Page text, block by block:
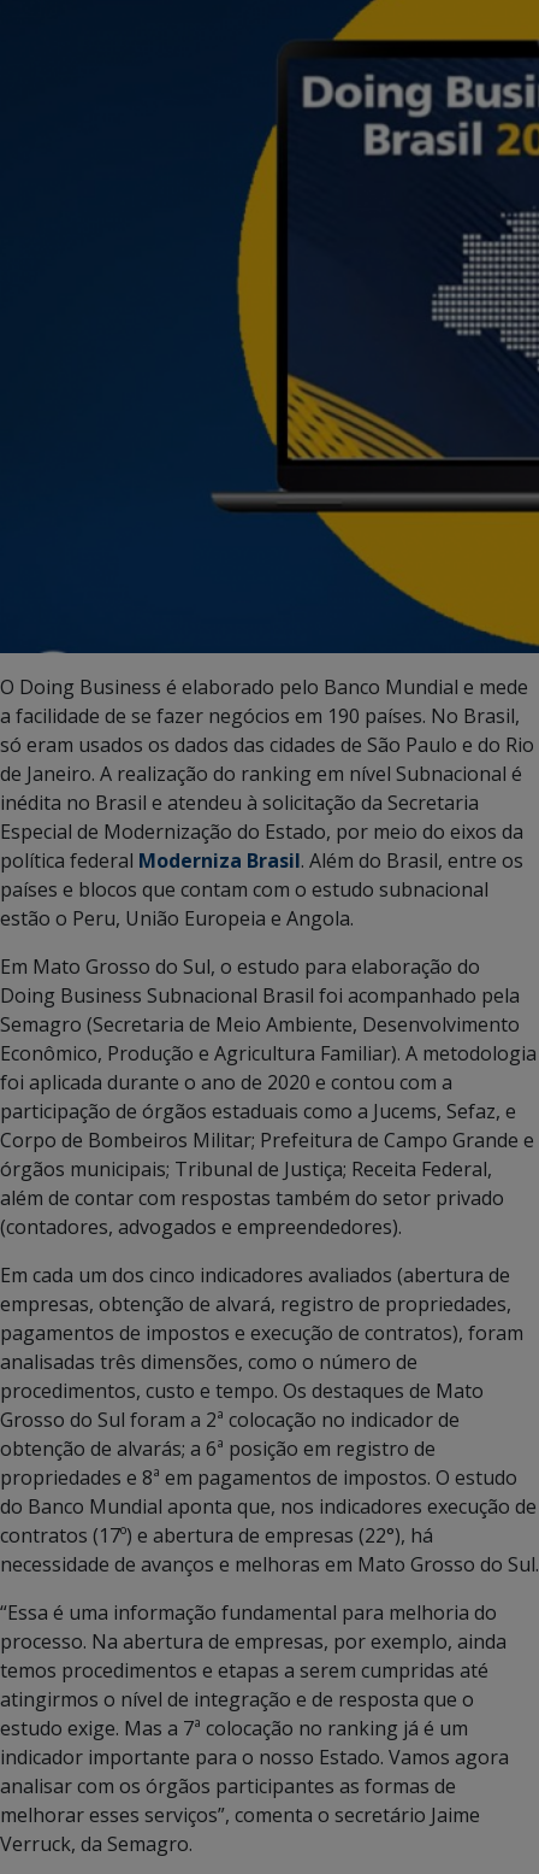
O Doing Business é elaborado pelo Banco Mundial e mede
a facilidade de se fazer negócios em 190 países. No Brasil,
só eram usados os dados das cidades de São Paulo e do Rio
de Janeiro. A realização do ranking em nível Subnacional é
inédita no Brasil e atendeu à solicitação da Secretaria
Especial de Modernização do Estado, por meio do eixos da
política federal Moderniza Brasil. Além do Brasil, entre os
países e blocos que contam com o estudo subnacional
estão o Peru, União Europeia e Angola.
Em Mato Grosso do Sul, o estudo para elaboração do
Doing Business Subnacional Brasil foi acompanhado pela
Semagro (Secretaria de Meio Ambiente, Desenvolvimento
Econômico, Produção e Agricultura Familiar). A metodologia
foi aplicada durante o ano de 2020 e contou com a
participação de órgãos estaduais como a Jucems, Sefaz, e
Corpo de Bombeiros Militar; Prefeitura de Campo Grande e
órgãos municipais; Tribunal de Justiça; Receita Federal,
além de contar com respostas também do setor privado
(contadores, advogados e empreendedores).
Em cada um dos cinco indicadores avaliados (abertura de
empresas, obtenção de alvará, registro de propriedades,
pagamentos de impostos e execução de contratos), foram
analisadas três dimensões, como o número de
procedimentos, custo e tempo. Os destaques de Mato
Grosso do Sul foram a 2ª colocação no indicador de
obtenção de alvarás; a 6ª posição em registro de
propriedades e 8ª em pagamentos de impostos. O estudo
do Banco Mundial aponta que, nos indicadores execução de
contratos (17º) e abertura de empresas (22°), há
necessidade de avanços e melhoras em Mato Grosso do Sul.
“Essa é uma informação fundamental para melhoria do
processo. Na abertura de empresas, por exemplo, ainda
temos procedimentos e etapas a serem cumpridas até
atingirmos o nível de integração e de resposta que o
estudo exige. Mas a 7ª colocação no ranking já é um
indicador importante para o nosso Estado. Vamos agora
analisar com os órgãos participantes as formas de
melhorar esses serviços”, comenta o secretário Jaime
Verruck, da Semagro.